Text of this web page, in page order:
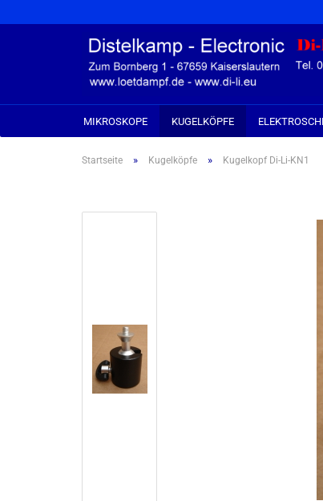
MIKROSKOPE KUGELKÖPFE
Startseite » Kugelköpfe » Kugelkopf Di-Li-KN1